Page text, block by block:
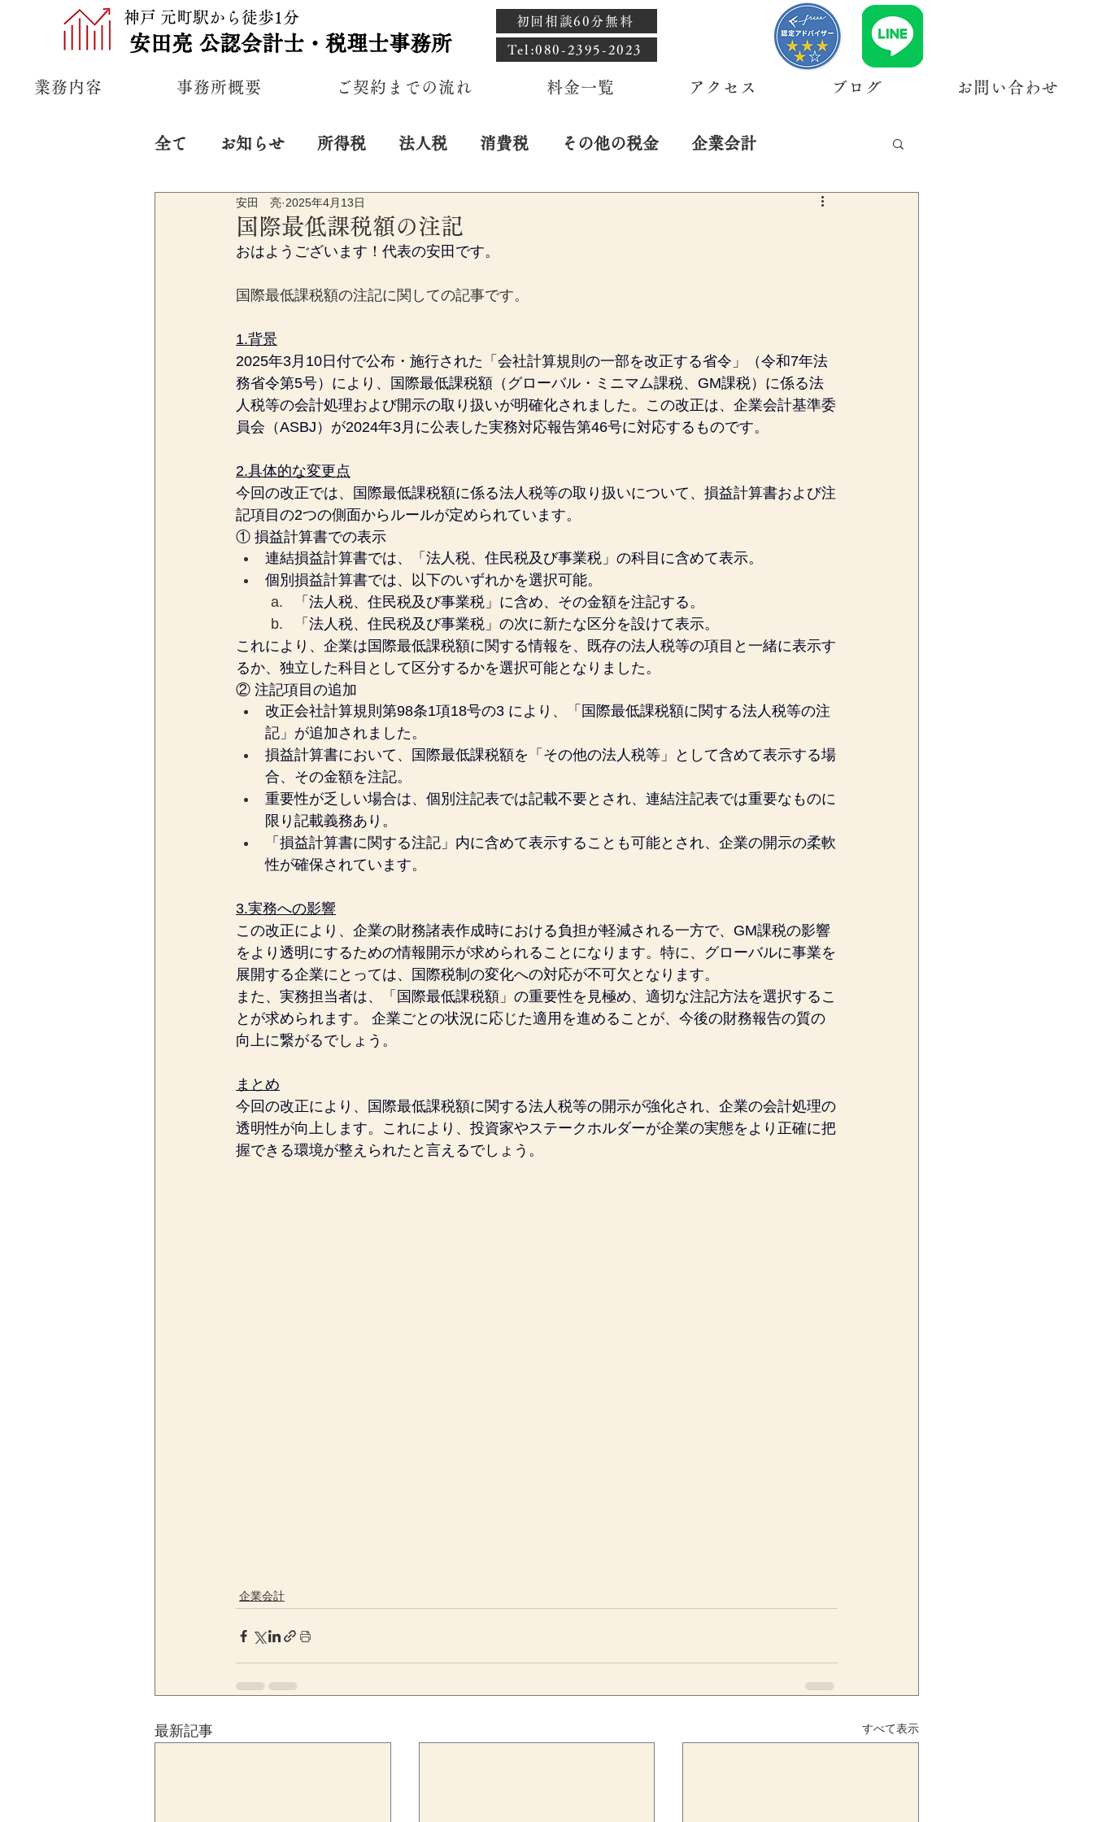
神戸 元町駅から徒歩1分
安田亮 公認会計士・税理士事務所
初回相談60分無料
​Tel:080-2395-2023
業務内容 事務所概要 ご契約までの流れ 料金一覧 アクセス ブログ お問い合わせ
全て お知らせ 所得税 法人税 消費税 その他の税金 企業会計
プライベート 経営
国際最低課税額の注記
安田 亮 2025年4月13日
おはようございます！代表の安田です。
国際最低課税額の注記に関しての記事です。
1.背景
2025年3月10日付で公布・施行された「会社計算規則の一部を改正する省令」（令和7年法
務省令第5号）により、国際最低課税額（グローバル・ミニマム課税、GM課税）に係る法
人税等の会計処理および開示の取り扱いが明確化されました。この改正は、企業会計基準委
員会（ASBJ）が2024年3月に公表した実務対応報告第46号に対応するものです。
2.具体的な変更点
今回の改正では、国際最低課税額に係る法人税等の取り扱いについて、損益計算書および注
記項目の2つの側面からルールが定められています。
① 損益計算書での表示
連結損益計算書では、「法人税、住民税及び事業税」の科目に含めて表示。
個別損益計算書では、以下のいずれかを選択可能。
「法人税、住民税及び事業税」に含め、その金額を注記する。
「法人税、住民税及び事業税」の次に新たな区分を設けて表示。
これにより、企業は国際最低課税額に関する情報を、既存の法人税等の項目と一緒に表示す
るか、独立した科目として区分するかを選択可能となりました。
② 注記項目の追加
改正会社計算規則第98条1項18号の3 により、「国際最低課税額に関する法人税等の注
記」が追加されました。
損益計算書において、国際最低課税額を「その他の法人税等」として含めて表示する場
合、その金額を注記。
重要性が乏しい場合は、個別注記表では記載不要とされ、連結注記表では重要なものに
限り記載義務あり。
「損益計算書に関する注記」内に含めて表示することも可能とされ、企業の開示の柔軟
性が確保されています。
3.実務への影響
この改正により、企業の財務諸表作成時における負担が軽減される一方で、GM課税の影響
をより透明にするための情報開示が求められることになります。特に、グローバルに事業を
展開する企業にとっては、国際税制の変化への対応が不可欠となります。
また、実務担当者は、「国際最低課税額」の重要性を見極め、適切な注記方法を選択するこ
とが求められます。 企業ごとの状況に応じた適用を進めることが、今後の財務報告の質の
向上に繋がるでしょう。
まとめ
今回の改正により、国際最低課税額に関する法人税等の開示が強化され、企業の会計処理の
透明性が向上します。これにより、投資家やステークホルダーが企業の実態をより正確に把
握できる環境が整えられたと言えるでしょう。
企業会計
最新記事 すべて表示